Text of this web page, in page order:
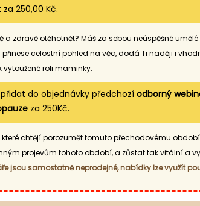
za 250,00 Kč.
a zdravě otěhotnět? Máš za sebou neúspěšné
přinese celostní pohled na věc, dodá Ti naději i
vytoužené roli maminky.
do objednávky předchozíodborný
za 250Kč.
které chtějí porozumět tomuto přechodovému období
projevům tohoto období, a zůstat tak vitální a
jsou samostatně neprodejné, nabídky lze využít